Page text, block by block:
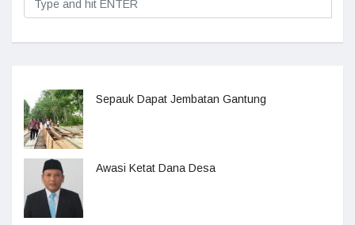
Sepauk Dapat Jembatan Gantung
Awasi Ketat Dana Desa